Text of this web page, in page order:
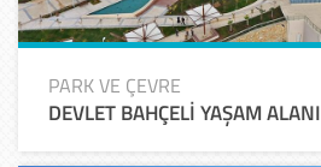
PARK VE ÇEVRE
DEVLET BAHÇELİ YAŞAM ALANI